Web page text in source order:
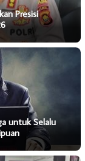
Presisi
untuk Selalu